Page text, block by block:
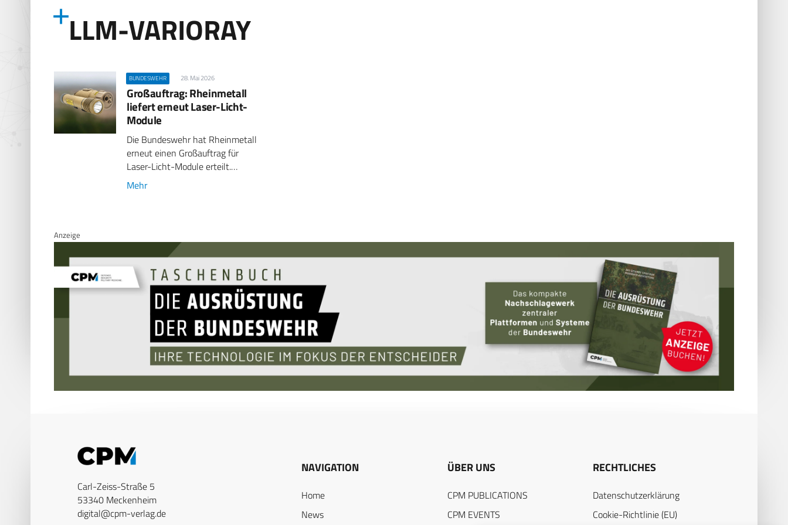
LLM-VARIORAY
BUNDESWEHR 28. Mai 2026
Großauftrag: Rheinmetall
liefert erneut Laser-Licht-
Module
Die Bundeswehr hat Rheinmetall
erneut einen Großauftrag für
Laser-Licht-Module erteilt.…
Mehr
Anzeige
Carl-Zeiss-Straße 5
53340 Meckenheim
digital@cpm-verlag.de
NAVIGATION
Home
News
ÜBER UNS
CPM PUBLICATIONS
CPM EVENTS
RECHTLICHES
Datenschutzerklärung
Cookie-Richtlinie (EU)